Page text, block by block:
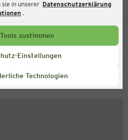
in unserer Datenschutzerklärung
.
zustimmen
Einstellungen
Technologien
999 98